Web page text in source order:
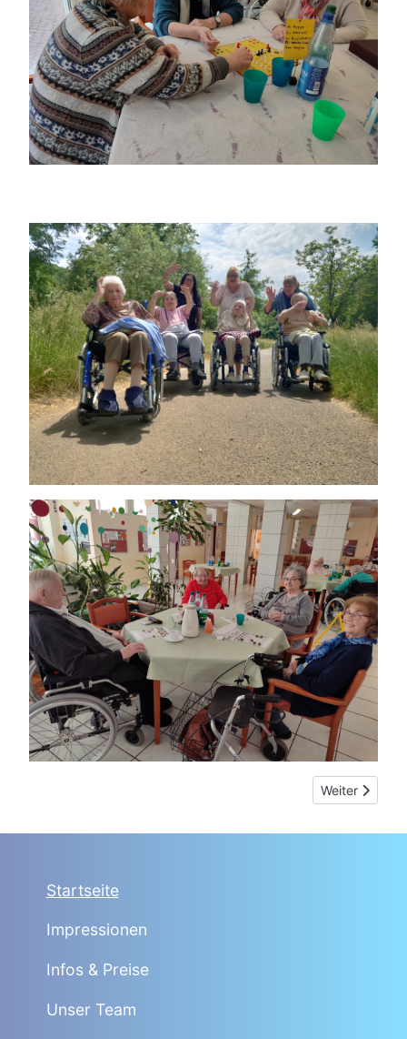
Nächster
Weiter
Startseite
Impressionen
Infos & Preise
Unser Team